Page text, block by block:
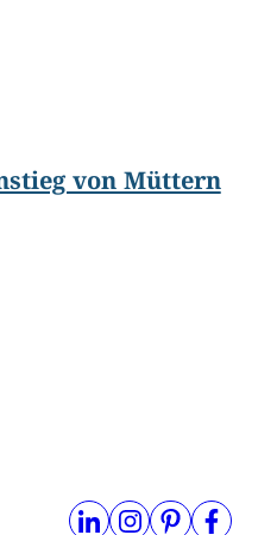
von Müttern